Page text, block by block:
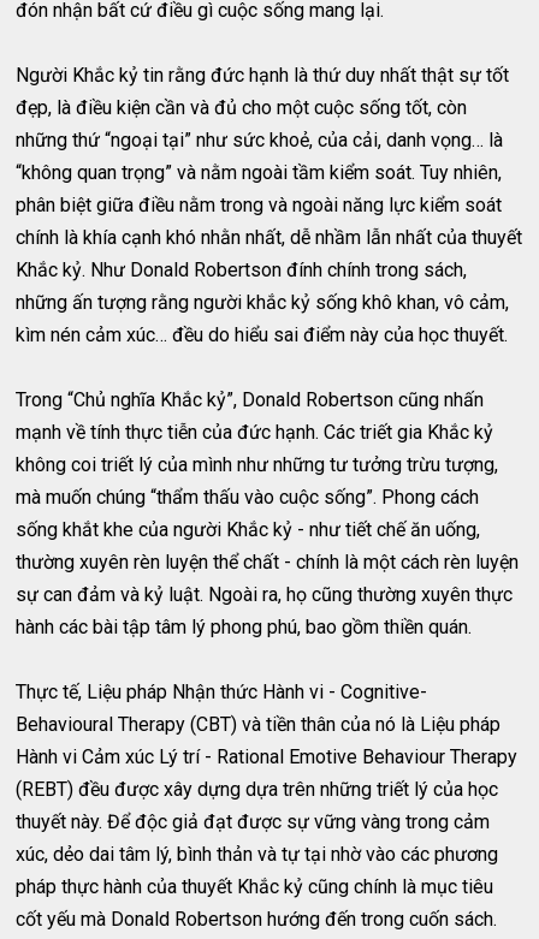
đón nhận bất cứ điều gì cuộc sống mang lại.
Người Khắc kỷ tin rằng đức hạnh là thứ duy nhất thật sự tốt
đẹp, là điều kiện cần và đủ cho một cuộc sống tốt, còn
những thứ “ngoại tại” như sức khoẻ, của cải, danh vọng… là
“không quan trọng” và nằm ngoài tầm kiểm soát. Tuy nhiên,
phân biệt giữa điều nằm trong và ngoài năng lực kiểm soát
chính là khía cạnh khó nhằn nhất, dễ nhầm lẫn nhất của thuyết
Khắc kỷ. Như Donald Robertson đính chính trong sách,
những ấn tượng rằng người khắc kỷ sống khô khan, vô cảm,
kìm nén cảm xúc… đều do hiểu sai điểm này của học thuyết.
Trong “Chủ nghĩa Khắc kỷ”, Donald Robertson cũng nhấn
mạnh về tính thực tiễn của đức hạnh. Các triết gia Khắc kỷ
không coi triết lý của mình như những tư tưởng trừu tượng,
mà muốn chúng “thẩm thấu vào cuộc sống”. Phong cách
sống khắt khe của người Khắc kỷ - như tiết chế ăn uống,
thường xuyên rèn luyện thể chất - chính là một cách rèn luyện
sự can đảm và kỷ luật. Ngoài ra, họ cũng thường xuyên thực
hành các bài tập tâm lý phong phú, bao gồm thiền quán.
Thực tế, Liệu pháp Nhận thức Hành vi - Cognitive-
Behavioural Therapy (CBT) và tiền thân của nó là Liệu pháp
Hành vi Cảm xúc Lý trí - Rational Emotive Behaviour Therapy
(REBT) đều được xây dựng dựa trên những triết lý của học
thuyết này. Để độc giả đạt được sự vững vàng trong cảm
xúc, dẻo dai tâm lý, bình thản và tự tại nhờ vào các phương
pháp thực hành của thuyết Khắc kỷ cũng chính là mục tiêu
cốt yếu mà Donald Robertson hướng đến trong cuốn sách.